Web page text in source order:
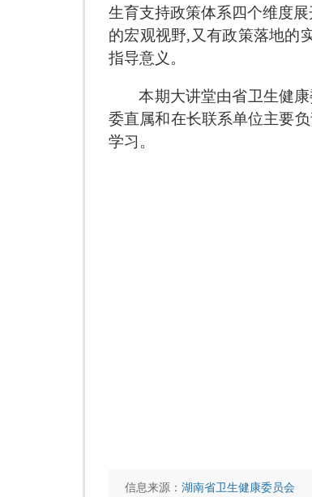
生育支持政策体系四个维度
的宏观视野,又有政策落地的
指导意义。
本期大讲堂由省卫生健
委直属和在长联系单位主要
学习。
信息来源： 湖南省卫生健康委员会